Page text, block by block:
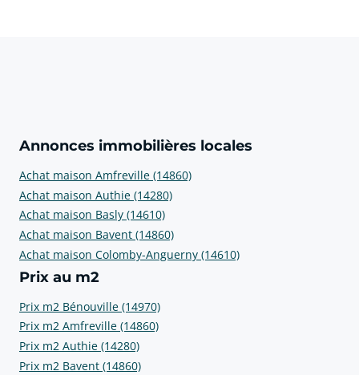
Annonces immobilières locales
Achat maison Amfreville (14860)
Achat maison Authie (14280)
Achat maison Basly (14610)
Achat maison Bavent (14860)
Achat maison Colomby-Anguerny (14610)
Prix au m2
Prix m2 Bénouville (14970)
Prix m2 Amfreville (14860)
Prix m2 Authie (14280)
Prix m2 Bavent (14860)